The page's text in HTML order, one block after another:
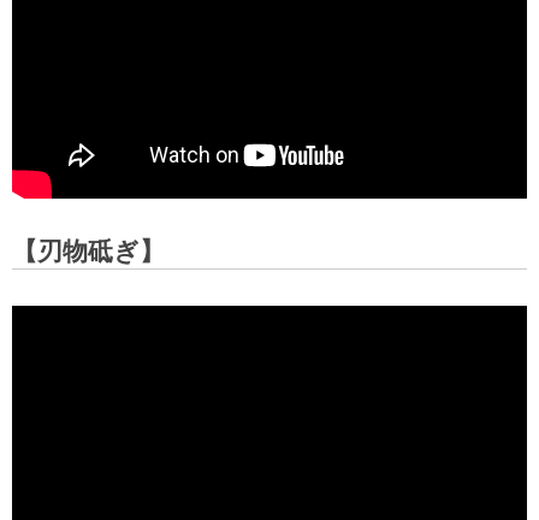
【刃物砥ぎ】